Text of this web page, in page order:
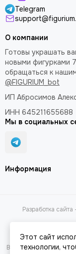
Telegram
Информация
О компании
Готовы украшать
новыми фигурками
обращаться к
@FIGURIUM_bot
ИП Абросимов
ИНН 645211655688
Мы в социальных
Разработка сайта
Вся представленная
Этот сайт
технологии,